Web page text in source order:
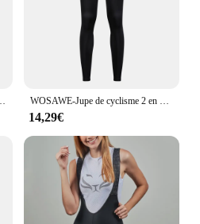
route VTT, coussin absorbant les chocs, long fjlong, printemps, automne WOSAWE-Jupe de cyclisme 2 en 1 pour femme, pantalon avec logo intégré, sous-moulage, collants de vélo
14,29€